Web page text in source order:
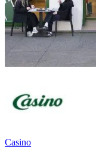
Casino